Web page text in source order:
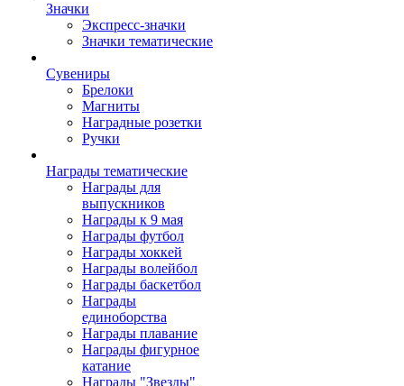
Значки
Экспресс-значки
Значки тематические
Сувениры
Брелоки
Магниты
Наградные розетки
Ручки
Награды тематические
Награды для
выпускников
Награды к 9 мая
Награды футбол
Награды хоккей
Награды волейбол
Награды баскетбол
Награды
единоборства
Награды плавание
Награды фигурное
катание
Награды "Звезды"